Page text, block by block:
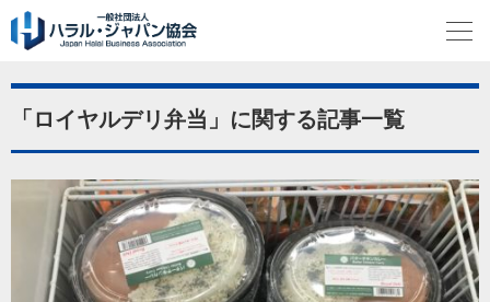
「ロイヤルデリ弁当」に関する記事一覧